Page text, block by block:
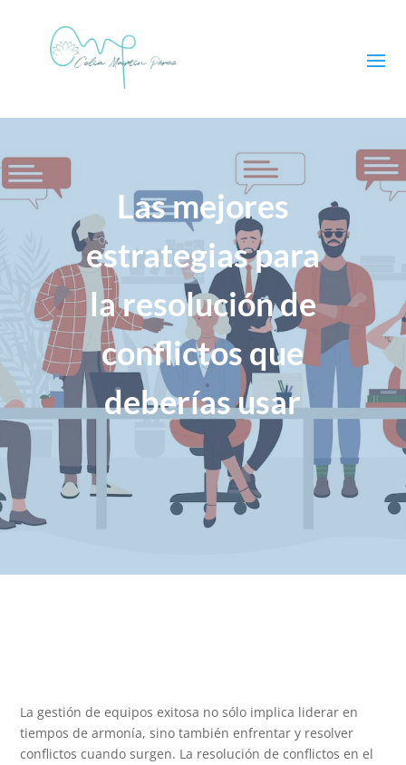
Las mejores
estrategias para
la resolución de
conflictos que
deberías usar
La gestión de equipos exitosa no sólo implica liderar en
tiempos de armonía, sino también enfrentar y resolver
conflictos cuando surgen. La resolución de conflictos en el